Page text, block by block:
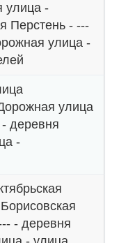
улица -
Перстень - ---
улица -
улица
деревня
-
- деревня